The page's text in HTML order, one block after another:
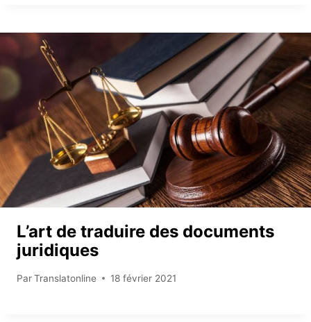
L’art de traduire des documents
juridiques
ParTranslatonline 18 février 2021